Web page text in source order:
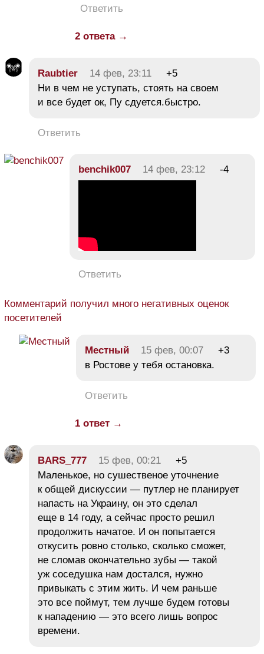
Ответить
2 ответа →
Raubtier 14 фев, 23:11
+5
Ни в чем не уступать, стоять на своем
и все будет ок, Пу сдуется.быстро.
Ответить
benchik007 14 фев, 23:12 -4
Ответить
Комментарий получил много негативных оценок
посетителей
Местный 15 фев, 00:07
+3
в Ростове у тебя остановка.
Ответить
1 ответ →
BARS_777 15 фев, 00:21
+5
Маленькое, но сушественое уточнение
к общей дискуссии — путлер не планирует
напасть на Украину, он это сделал
еще в 14 году, а сейчас просто решил
продолжить начатое. И он попытается
откусить ровно столько, сколько сможет,
не сломав окончательно зубы — такой
уж соседушка нам достался, нужно
привыкать с этим жить. И чем раньше
это все поймут, тем лучше будем готовы
к нападению — это всего лишь вопрос
времени.